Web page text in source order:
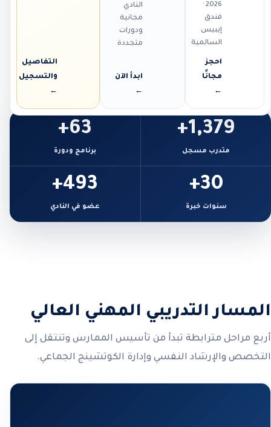
2026 ·
فندق
إيبيس
السالمية
احجز
مجانًا
←
النادي
مجانية
ودورات
متجددة
ابدأ الآن
←
التفاصيل
والتسجيل
←
1,379+
متدرب مسجل
63+
برنامج ودورة
30+
سنوات خبرة
493+
عضو في النادي
المسار التدريبي المهني العالي
أربع مراحل مترابطة تبدأ من تأسيس الممارس وتنتقل إلى
التخصص والإرشاد النفسي وإدارة الكوتشينج الجماعي.